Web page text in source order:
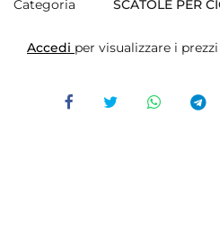
Categoria
SCATOLE PER
Accedi per visualizzare i